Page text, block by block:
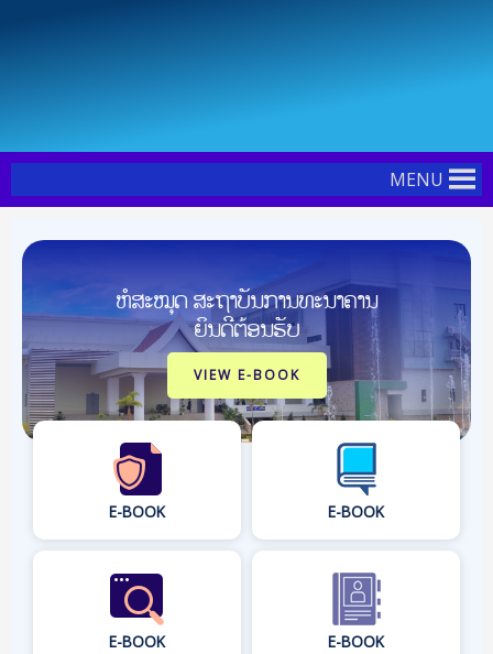
MENU
ຫໍສະໝຸດ ສະຖາບັນການທະນາຄານ
ຍິນດີຕ້ອນຮັບ
VIEW E-BOOK
E-BOOK E-BOOK
E-BOOK E-BOOK